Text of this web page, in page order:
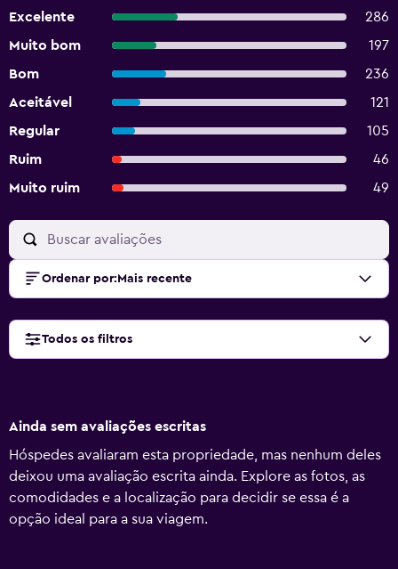
Excelente
286
Muito bom
197
Bom
236
Aceitável
121
Regular
105
Ruim
46
Muito ruim
49
Ordenar por: Mais recente
Todos os filtros
Ainda sem avaliações escritas
Hóspedes avaliaram esta propriedade, mas nenhum deles
deixou uma avaliação escrita ainda. Explore as fotos, as
comodidades e a localização para decidir se essa é a
opção ideal para a sua viagem.